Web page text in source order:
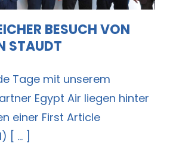
BESUCH VON
STAUDT
Tage mit unserem
Egypt Air liegen hinter
einer First Article
... ]